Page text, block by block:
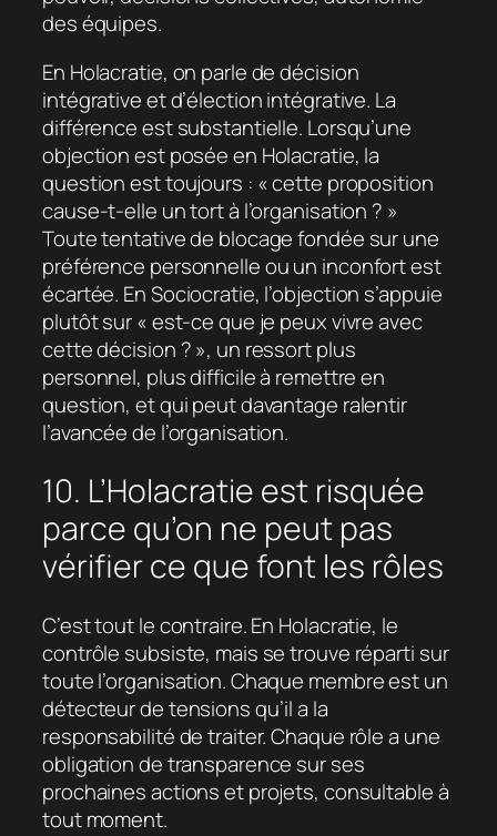
des équipes.
En Holacratie, on parle de décision
intégrative et d’élection intégrative. La
différence est substantielle. Lorsqu’une
objection est posée en Holacratie, la
question est toujours : « cette proposition
cause-t-elle un tort à l’organisation ? »
Toute tentative de blocage fondée sur une
préférence personnelle ou un inconfort est
écartée. En Sociocratie, l’objection s’appuie
plutôt sur « est-ce que je peux vivre avec
cette décision ? », un ressort plus
personnel, plus difficile à remettre en
question, et qui peut davantage ralentir
l’avancée de l’organisation.
10. L’Holacratie est risquée
parce qu’on ne peut pas
vérifier ce que font les rôles
C’est tout le contraire. En Holacratie, le
contrôle subsiste, mais se trouve réparti sur
toute l’organisation. Chaque membre est un
détecteur de tensions qu’il a la
responsabilité de traiter. Chaque rôle a une
obligation de transparence sur ses
prochaines actions et projets, consultable à
tout moment.